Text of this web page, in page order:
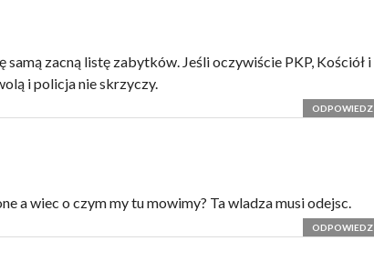
zacną listę zabytków. Jeśli oczywiście PKP, Kościół i
i policja nie skrzyczy.
ODPOWIEDZ
a wiec o czym my tu mowimy? Ta wladza musi odejsc.
ODPOWIEDZ